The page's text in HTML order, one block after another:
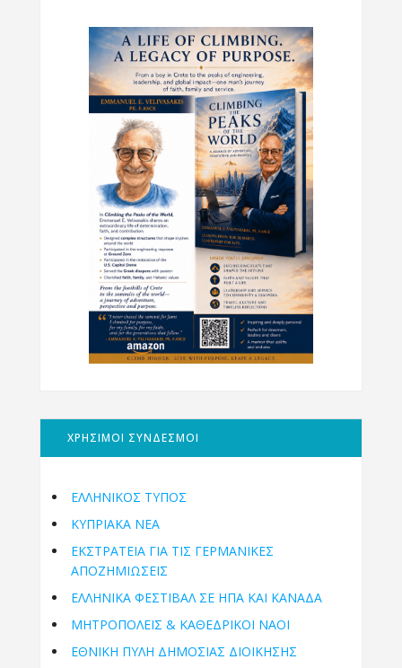
ΧΡΗΣΙΜΟΙ ΣΥΝΔΕΣΜΟΙ
ΕΛΛΗΝΙΚΟΣ ΤΥΠΟΣ
ΚΥΠΡΙΑΚΑ ΝΕΑ
ΕΚΣΤΡΑΤΕΙΑ ΓΙΑ ΤΙΣ ΓΕΡΜΑΝΙΚΕΣ
ΑΠΟΖΗΜΙΩΣΕΙΣ
ΕΛΛΗΝΙΚΆ ΦΕΣΤΙΒΆΛ ΣΕ ΗΠΑ ΚΑΙ ΚΑΝΑΔΑ
ΜΗΤΡΟΠΌΛΕΙΣ & ΚΑΘΕΔΡΙΚΟΊ ΝΑΟΊ
ΕΘΝΙΚΉ ΠΎΛΗ ΔΗΜΌΣΙΑΣ ΔΙΟΊΚΗΣΗΣ